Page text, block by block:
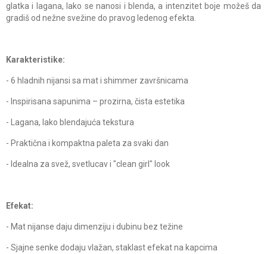
glatka i lagana, lako se nanosi i blenda, a intenzitet boje možeš da
gradiš od nežne svežine do pravog ledenog efekta.
Karakteristike:
- 6 hladnih nijansi sa mat i shimmer završnicama
- Inspirisana sapunima – prozirna, čista estetika
- Lagana, lako blendajuća tekstura
- Praktična i kompaktna paleta za svaki dan
- Idealna za svež, svetlucav i "clean girl" look
Efekat:
- Mat nijanse daju dimenziju i dubinu bez težine
- Sjajne senke dodaju vlažan, staklast efekat na kapcima